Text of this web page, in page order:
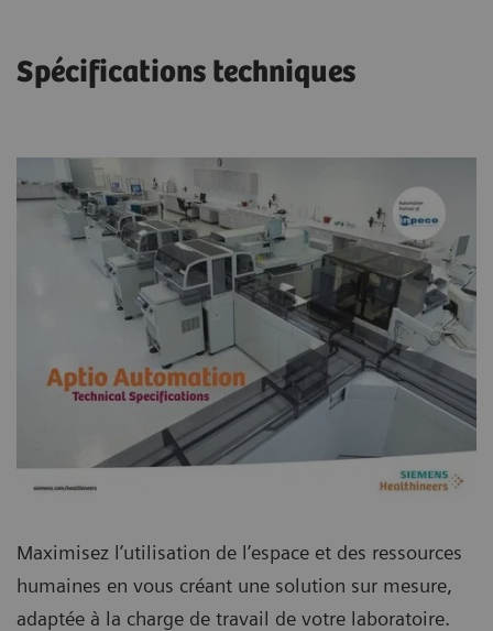
Spécifications techniques
Maximisez l’utilisation de l’espace et des ressources
humaines en vous créant une solution sur mesure,
adaptée à la charge de travail de votre laboratoire.